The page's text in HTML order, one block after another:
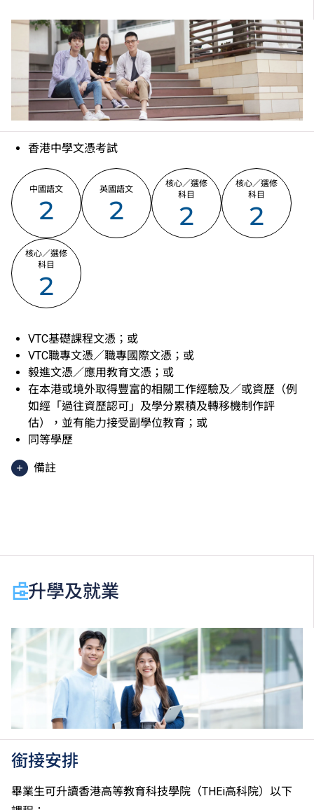
香港中學文憑考試
中國語文
2
英國語文
2
核心／選修
科目
2
核心／選修
科目
2
核心／選修
科目
2
VTC基礎課程文憑；或
VTC職專文憑／職專國際文憑；或
毅進文憑／應用教育文憑；或
在本港或境外取得豐富的相關工作經驗及／或資歷（例
如經「過往資歷認可」及學分累積及轉移機制作評
估），並有能力接受副學位教育；或
同等學歷
備註
於申請入學時只可計算一科其他語言科目（丙類科
目）。2024年及以前之其他語言科目取得「D或E級」
香港中學文憑考試科目成績達「第二級」／「第三
級」。 2025年或以後之法語／德語／西班牙語語言能
力水平達A2或以上、日語達N3或以上 及 韓語達TOPIK
II, 3級或以上，均被接受為一般入學條件中的五科之
一。2026年起，烏爾都語成績達E級或以上亦會被接
受。詳情請按 此處。
績，於申請入學時會被視為等同香港中學文憑考試科目
成績達「第二級」。
如五科香港中學文憑考試的其中一科為公民與社會發展
科，一般入學條件為在該科取得「達標」成績，以及在
升學及就業
銜接安排
畢業生可升讀香港高等教育科技學院（THEi高科院）以下